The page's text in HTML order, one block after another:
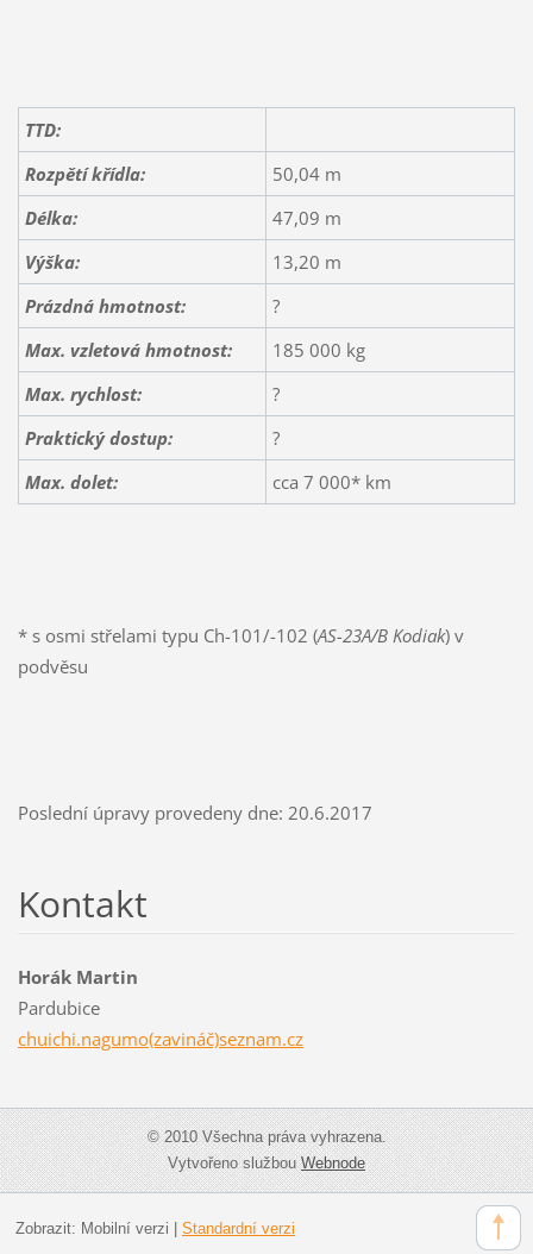
TTD:
Rozpětí křídla:
50,04 m
Délka:
47,09 m
Výška:
13,20 m
Prázdná hmotnost:
?
Max. vzletová hmotnost:
185 000 kg
Max. rychlost:
?
Praktický dostup:
?
Max. dolet:
cca 7 000* km
* s osmi střelami typu Ch-101/-102 (AS-23A/B Kodiak) v
podvěsu
Poslední úpravy provedeny dne: 20.6.2017
Kontakt
Horák Martin
Pardubice
chuichi.nagumo(zavináč)seznam.cz
© 2010 Všechna práva vyhrazena.
Vytvořeno službouWebnode
Zobrazit: Mobilní verzi Standardní verzi